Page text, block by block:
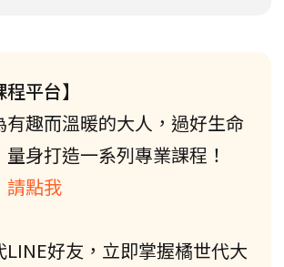
程平台】
有趣而溫暖的大人，過好生命
身打造一系列專業課程！
請點我
LINE好友，立即掌握橘世代大